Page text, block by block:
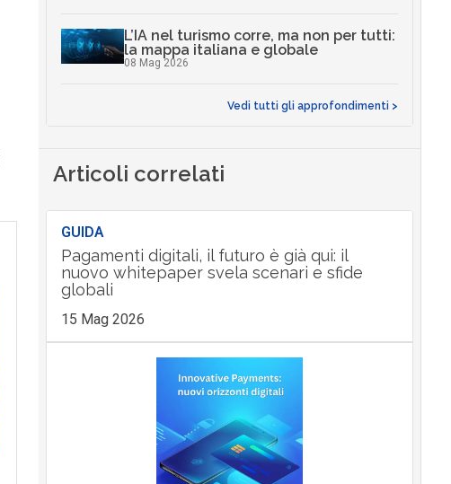
L’IA nel turismo corre, ma non per tutti:
la mappa italiana e globale
08 Mag 2026
Vedi tutti gli approfondimenti >
Articoli correlati
GUIDA
Pagamenti digitali, il futuro è già qui: il
nuovo whitepaper svela scenari e sfide
globali
15 Mag 2026